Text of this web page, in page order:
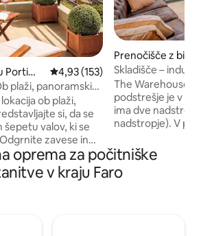
Povprečna ocena: 4,93 od 5, št.
4,93 (153)
plaži, panoramski
ob plaži,
si, da se
valov, ki se
zavese in
razgled na
ki se razteza
On Board Luxury
Prenočišče z
m v mestu Faro
Skladišče –
The Warehouse
podstrešje je v
ima dve
nadstropje). V
kopalnica s prho.
1 odprta spalnica
prostorom in
oprema za počitniške
v kraju Faro